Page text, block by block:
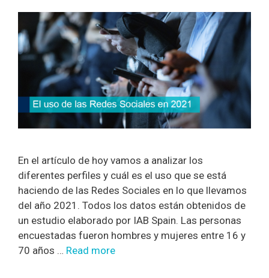
En el artículo de hoy vamos a analizar los
diferentes perfiles y cuál es el uso que se está
haciendo de las Redes Sociales en lo que llevamos
del año 2021. Todos los datos están obtenidos de
un estudio elaborado por IAB Spain. Las personas
encuestadas fueron hombres y mujeres entre 16 y
70 años … Read more